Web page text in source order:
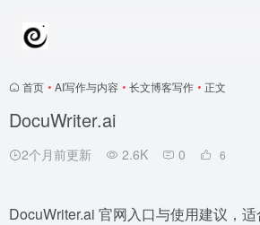
首页 • AI写作与内容 • 长文博客写作 • 正文
DocuWriter.ai
2个月前更新 2.6K 0 6
DocuWriter.ai 官网入口与使用建议，